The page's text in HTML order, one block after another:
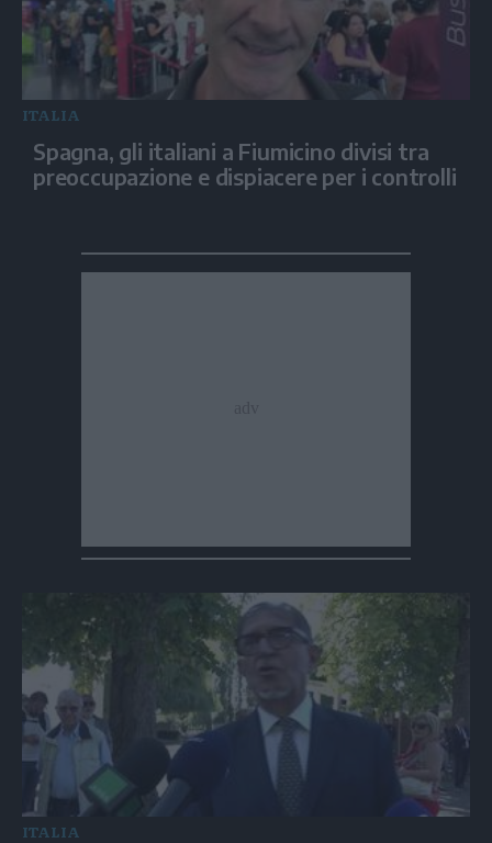
ITALIA
Spagna, gli italiani a Fiumicino divisi tra
preoccupazione e dispiacere per i controlli
ITALIA